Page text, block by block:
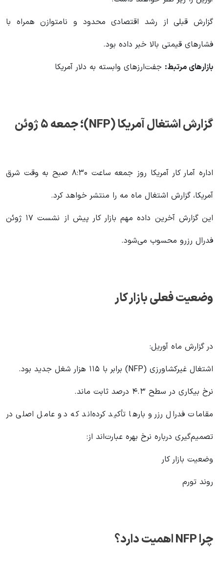
گزارش قبلی از رشد اقتصادی محدود و نامتوازن همراه با
فشارهای قیمتی بالا خبر داده بود.
بازارهای مرتبط: جفت‌ارزهای وابسته به دلار آمریکا
گزارش اشتغال آمریکا(NFP) ؛ جمعه ۵ ژوئن
اداره آمار کار آمریکا روز جمعه ساعت ۸:۳۰ صبح به وقت شرق
آمریکا، گزارش اشتغال ماه مه را منتشر خواهد کرد.
این گزارش آخرین داده مهم بازار کار پیش از نشست ۱۷ ژوئن
فدرال رزرو محسوب می‌شود.
وضعیت فعلی بازار کار
در گزارش ماه آوریل:
اشتغال غیرکشاورزی (NFP) برابر با ۱۱۵ هزار شغل جدید بود.
نرخ بیکاری در سطح ۴.۳ درصد ثابت ماند.
مقامات فدرال رزرو بارها تأکید کرده‌اند که دو عامل اصلی در
تصمیم‌گیری درباره نرخ بهره عبارت‌اند از:
وضعیت بازار کار
روند تورم
چرا اهمیت دارد؟